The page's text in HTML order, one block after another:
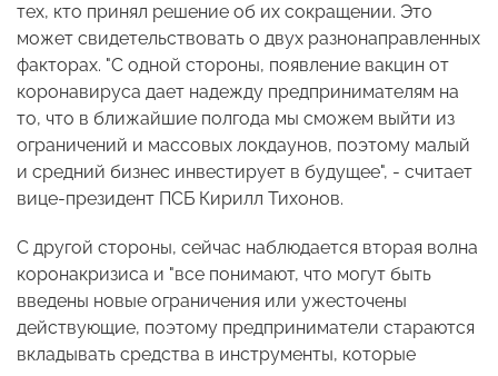
тех, кто принял решение об их сокращении. Это
может свидетельствовать о двух разнонаправленных
факторах. "С одной стороны, появление вакцин от
коронавируса дает надежду предпринимателям на
то, что в ближайшие полгода мы сможем выйти из
ограничений и массовых локдаунов, поэтому малый
и средний бизнес инвестирует в будущее", - считает
вице-президент ПСБ Кирилл Тихонов.
С другой стороны, сейчас наблюдается вторая волна
коронакризиса и "все понимают, что могут быть
введены новые ограничения или ужесточены
действующие, поэтому предприниматели стараются
вкладывать средства в инструменты, которые